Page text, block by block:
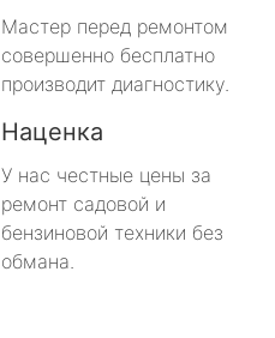
Мастер перед ремонтом
совершенно бесплатно
производит диагностику.
Наценка
У нас честные цены за
ремонт садовой и
бензиновой техники без
обмана.